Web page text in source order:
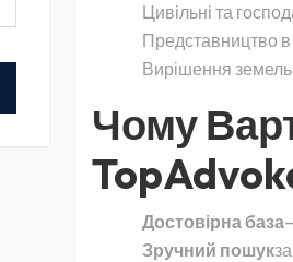
Цивільні та
Представництво в
Вирішення
Чому
Достовірна база
Зручний пошук